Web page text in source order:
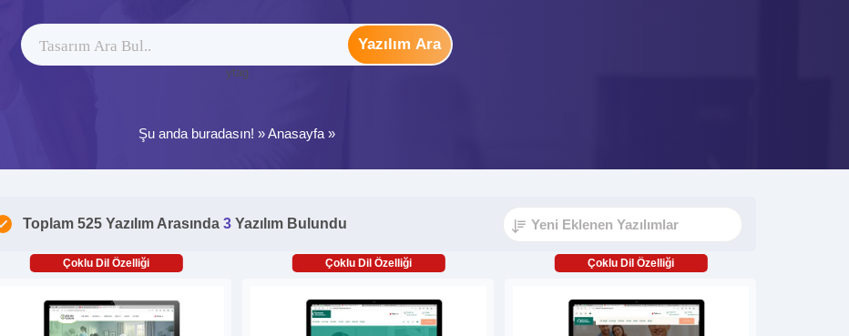
Yazılım Ara
ytag
Şu anda buradasın! »Anasayfa »
Toplam 525 Yazılım Arasında 3 Yazılım Bulundu
Çoklu Dil Özelliği Çoklu Dil Özelliği Çoklu Dil Özelliği